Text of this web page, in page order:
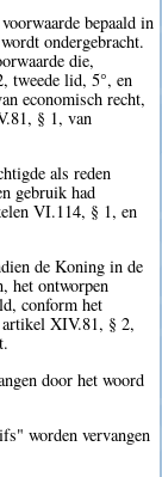
bepaald in
ondergebracht.
die,
tweede lid, 5°, en
economisch recht,
§ 1, van
als reden
gebruik had
VI.114, § 1, en
de Koning in de
het ontworpen
conform het
XIV.81, § 2,
door het woord
worden vervangen